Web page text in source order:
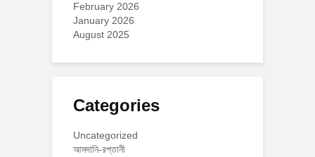
February 2026
January 2026
August 2025
Categories
Uncategorized
আমদানি-রপ্তানী